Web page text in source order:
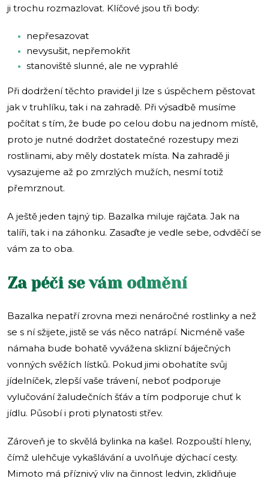
ji trochu rozmazlovat. Klíčové jsou tři body:
nepřesazovat
nevysušit, nepřemokřit
stanoviště slunné, ale ne vyprahlé
Při dodržení těchto pravidel ji lze s úspěchem pěstovat
jak v truhlíku, tak i na zahradě. Při výsadbě musíme
počítat s tím, že bude po celou dobu na jednom místě,
proto je nutné dodržet dostatečné rozestupy mezi
rostlinami, aby měly dostatek místa. Na zahradě ji
vysazujeme až po zmrzlých mužích, nesmí totiž
přemrznout.
A ještě jeden tajný tip. Bazalka miluje rajčata. Jak na
talíři, tak i na záhonku. Zasaďte je vedle sebe, odvděčí se
vám za to oba.
Za péči se vám odmění
Bazalka nepatří zrovna mezi nenáročné rostlinky a než
se s ní sžijete, jistě se vás něco natrápí. Nicméně vaše
námaha bude bohatě vyvážena sklizní báječných
vonných svěžích lístků. Pokud jimi obohatíte svůj
jídelníček, zlepší vaše trávení, neboť podporuje
vylučování žaludečních šťáv a tím podporuje chuť k
jídlu. Působí i proti plynatosti střev.
Zároveň je to skvělá bylinka na kašel. Rozpouští hleny,
čímž ulehčuje vykašlávání a uvolňuje dýchací cesty.
Mimoto má příznivý vliv na činnost ledvin, zklidňuje